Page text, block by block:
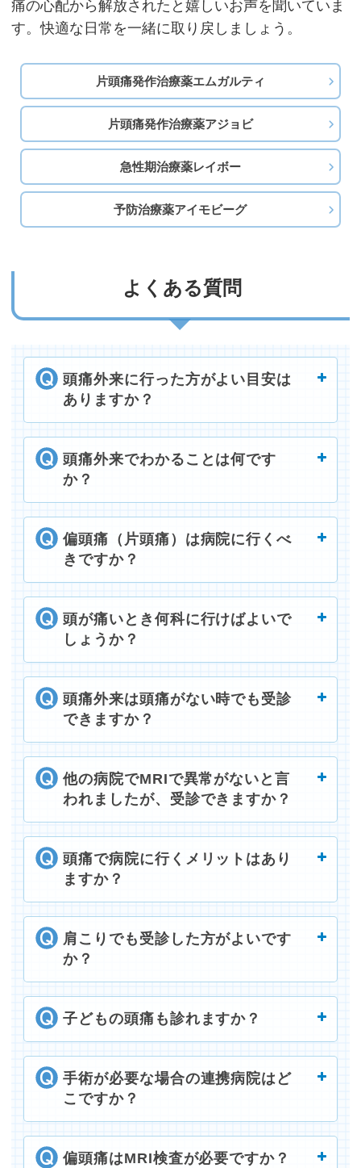
痛の心配から解放されたと嬉しいお声を聞いていま
す。快適な日常を一緒に取り戻しましょう。
片頭痛発作治療薬エムガルティ
片頭痛発作治療薬アジョビ
急性期治療薬レイボー
予防治療薬アイモビーグ
よくある質問
頭痛外来に行った方がよい目安は
ありますか？
頭痛外来でわかることは何です
か？
偏頭痛（片頭痛）は病院に行くべ
きですか？
頭が痛いとき何科に行けばよいで
しょうか？
頭痛外来は頭痛がない時でも受診
できますか？
他の病院でMRIで異常がないと言
われましたが、受診できますか？
頭痛で病院に行くメリットはあり
ますか？
肩こりでも受診した方がよいです
か？
子どもの頭痛も診れますか？
手術が必要な場合の連携病院はど
こですか？
偏頭痛はMRI検査が必要ですか？